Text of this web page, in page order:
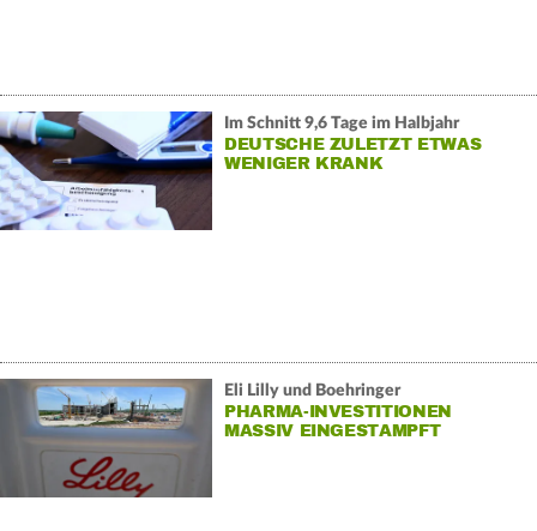
Im Schnitt 9,6 Tage im Halbjahr
DEUTSCHE ZULETZT ETWAS
WENIGER KRANK
Eli Lilly und Boehringer
PHARMA-INVESTITIONEN
MASSIV EINGESTAMPFT